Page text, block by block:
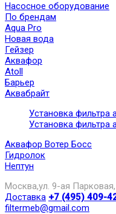
Насосное оборудование
По брендам
Aqua Pro
Новая вода
Гейзер
Аквафор
Atoll
Барьер
Аквабрайт
Установка фильтра
Установка фильтра
Аквафор Вотер Босс
Гидролок
Нептун
Москва,ул. 9-ая
Доставка +7 (495) 409-
filtermeb@gmail.com